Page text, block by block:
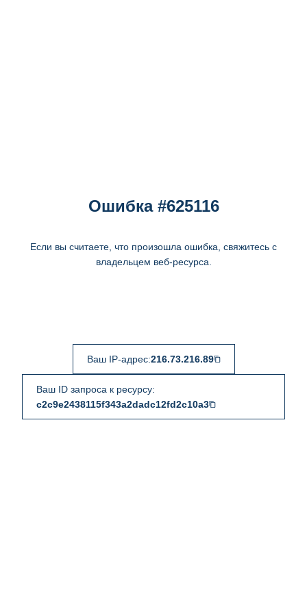
Ошибка #625116
Если вы считаете, что произошла ошибка, свяжитесь с
владельцем веб-ресурса.
Ваш IP-адрес:216.73.216.89
Ваш ID запроса к ресурсу:
c2c9e2438115f343a2dadc12fd2c10a3